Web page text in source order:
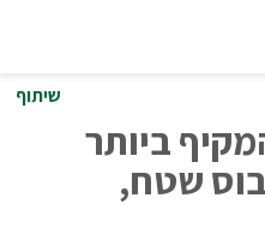
שיתוף
ביותר
שטח,